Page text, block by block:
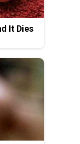
It Dies